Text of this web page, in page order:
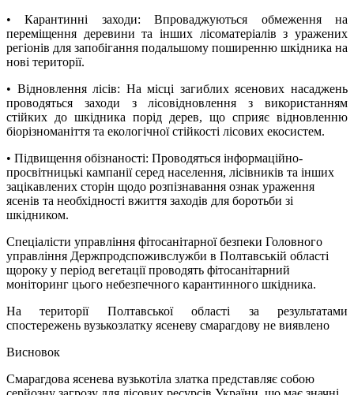
• Карантинні заходи: Впроваджуються обмеження на
переміщення деревини та інших лісоматеріалів з уражених
регіонів для запобігання подальшому поширенню шкідника на
нові території.
• Відновлення лісів: На місці загиблих ясенових насаджень
проводяться заходи з лісовідновлення з використанням
стійких до шкідника порід дерев, що сприяє відновленню
біорізноманіття та екологічної стійкості лісових екосистем.
• Підвищення обізнаності: Проводяться інформаційно-
просвітницькі кампанії серед населення, лісівників та інших
зацікавлених сторін щодо розпізнавання ознак ураження
ясенів та необхідності вжиття заходів для боротьби зі
шкідником.
Спеціалісти управління фітосанітарної безпеки Головного
управління Держпродспоживслужби в Полтавській області
щороку у період вегетації проводять фітосанітарний
моніторинг цього небезпечного карантинного шкідника.
На території Полтавської області за результатами
спостережень вузькозлатку ясеневу смарагдову не виявлено
Висновок
Смарагдова ясенева вузькотіла златка представляє собою